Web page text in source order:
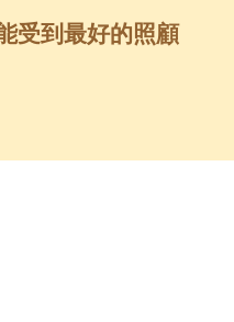
受到最好的照顧